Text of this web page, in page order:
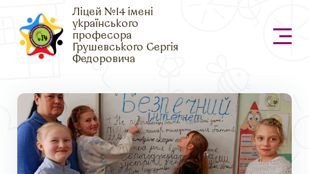
Ліцей №14 імені
українського
професора
Грушевського Сергія
Федоровича